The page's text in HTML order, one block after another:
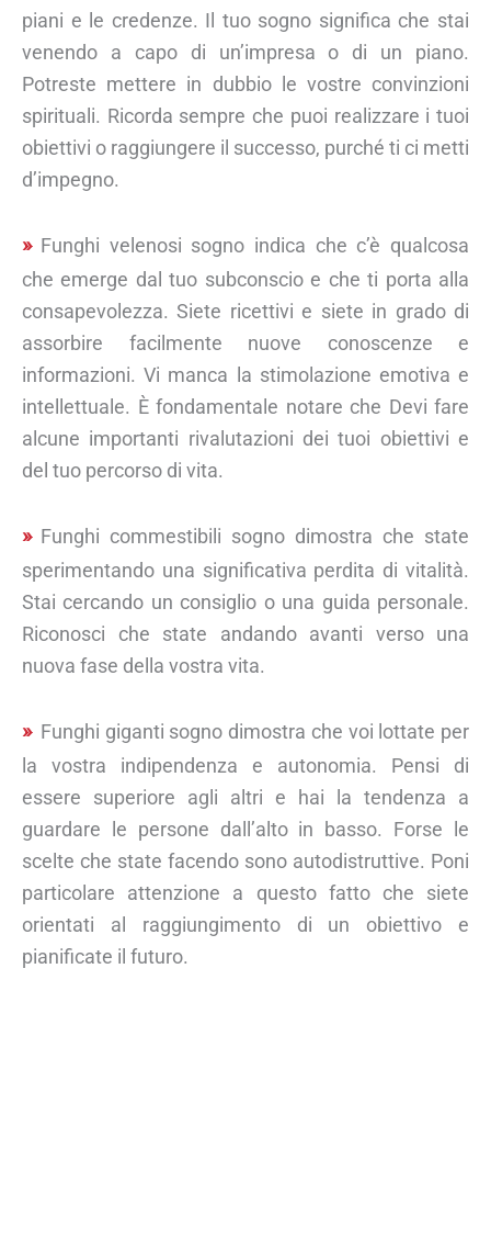
piani e le credenze. Il tuo sogno significa che stai
venendo a capo di un’impresa o di un piano.
Potreste mettere in dubbio le vostre convinzioni
spirituali. Ricorda sempre che puoi realizzare i tuoi
obiettivi o raggiungere il successo, purché ti ci metti
d’impegno.
Funghi velenosi sogno indica che c’è qualcosa
che emerge dal tuo subconscio e che ti porta alla
consapevolezza. Siete ricettivi e siete in grado di
assorbire facilmente nuove conoscenze e
informazioni. Vi manca la stimolazione emotiva e
intellettuale. È fondamentale notare che Devi fare
alcune importanti rivalutazioni dei tuoi obiettivi e
del tuo percorso di vita.
Funghi commestibili sogno dimostra che state
sperimentando una significativa perdita di vitalità.
Stai cercando un consiglio o una guida personale.
Riconosci che state andando avanti verso una
nuova fase della vostra vita.
Funghi giganti sogno dimostra che voi lottate per
la vostra indipendenza e autonomia. Pensi di
essere superiore agli altri e hai la tendenza a
guardare le persone dall’alto in basso. Forse le
scelte che state facendo sono autodistruttive. Poni
particolare attenzione a questo fatto che siete
orientati al raggiungimento di un obiettivo e
pianificate il futuro.